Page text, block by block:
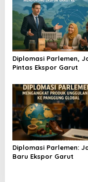
Diplomasi Parlemen,
Pintas Ekspor Garut
Diplomasi Parlemen:
Baru Ekspor Garut